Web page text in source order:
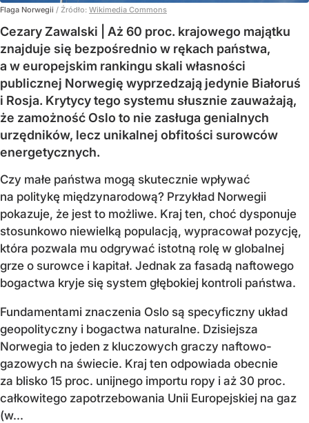
Flaga Norwegii / Źródło: Wikimedia Commons
Cezary Zawalski | Aż 60 proc. krajowego majątku
znajduje się bezpośrednio w rękach państwa,
a w europejskim rankingu skali własności
publicznej Norwegię wyprzedzają jedynie Białoruś
i Rosja. Krytycy tego systemu słusznie zauważają,
że zamożność Oslo to nie zasługa genialnych
urzędników, lecz unikalnej obfitości surowców
energetycznych.
Czy małe państwa mogą skutecznie wpływać
na politykę międzynarodową? Przykład Norwegii
pokazuje, że jest to możliwe. Kraj ten, choć dysponuje
stosunkowo niewielką populacją, wypracował pozycję,
która pozwala mu odgrywać istotną rolę w globalnej
grze o surowce i kapitał. Jednak za fasadą naftowego
bogactwa kryje się system głębokiej kontroli państwa.
Fundamentami znaczenia Oslo są specyficzny układ
geopolityczny i bogactwa naturalne. Dzisiejsza
Norwegia to jeden z kluczowych graczy naftowo-
gazowych na świecie. Kraj ten odpowiada obecnie
za blisko 15 proc. unijnego importu ropy i aż 30 proc.
całkowitego zapotrzebowania Unii Europejskiej na gaz
(w...